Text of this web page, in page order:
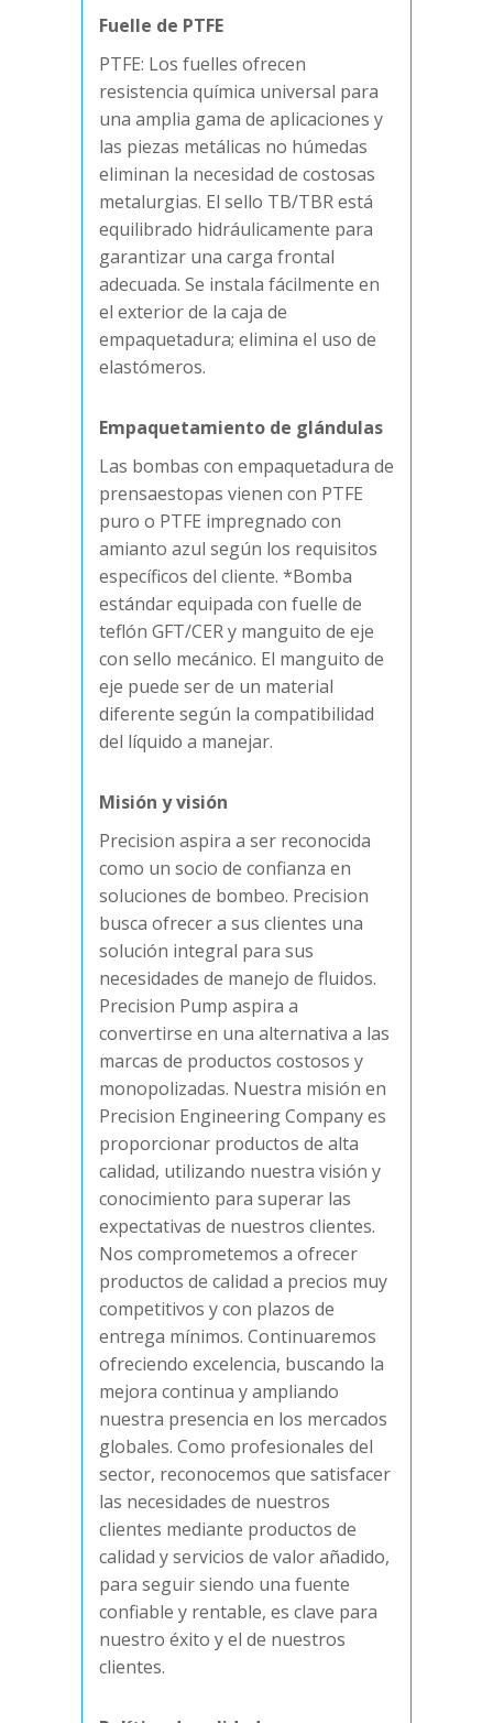
Fuelle de PTFE
PTFE: Los fuelles ofrecen
resistencia química universal para
una amplia gama de aplicaciones y
las piezas metálicas no húmedas
eliminan la necesidad de costosas
metalurgias. El sello TB/TBR está
equilibrado hidráulicamente para
garantizar una carga frontal
adecuada. Se instala fácilmente en
el exterior de la caja de
empaquetadura; elimina el uso de
elastómeros.
Empaquetamiento de glándulas
Las bombas con empaquetadura de
prensaestopas vienen con PTFE
puro o PTFE impregnado con
amianto azul según los requisitos
específicos del cliente. *Bomba
estándar equipada con fuelle de
teflón GFT/CER y manguito de eje
con sello mecánico. El manguito de
eje puede ser de un material
diferente según la compatibilidad
del líquido a manejar.
Misión y visión
Precision aspira a ser reconocida
como un socio de confianza en
soluciones de bombeo. Precision
busca ofrecer a sus clientes una
solución integral para sus
necesidades de manejo de fluidos.
Precision Pump aspira a
convertirse en una alternativa a las
marcas de productos costosos y
monopolizadas. Nuestra misión en
Precision Engineering Company es
proporcionar productos de alta
calidad, utilizando nuestra visión y
conocimiento para superar las
expectativas de nuestros clientes.
Nos comprometemos a ofrecer
productos de calidad a precios muy
competitivos y con plazos de
entrega mínimos. Continuaremos
ofreciendo excelencia, buscando la
mejora continua y ampliando
nuestra presencia en los mercados
globales. Como profesionales del
sector, reconocemos que satisfacer
las necesidades de nuestros
clientes mediante productos de
calidad y servicios de valor añadido,
para seguir siendo una fuente
confiable y rentable, es clave para
nuestro éxito y el de nuestros
clientes.